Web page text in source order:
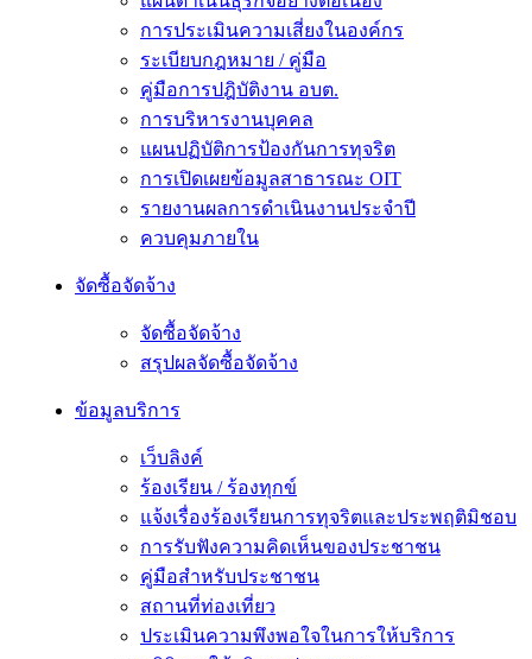
การประเมินความเสี่ยงในองค์กร
ระเบียบกฎหมาย / คู่มือ
คู่มือการปฎิบัติงาน อบต.
การบริหารงานบุคคล
แผนปฏิบัติการป้องกันการทุจริต
การเปิดเผยข้อมูลสาธารณะ OIT
รายงานผลการดำเนินงานประจำปี
ควบคุมภายใน
จัดซื้อจัดจ้าง
จัดซื้อจัดจ้าง
สรุปผลจัดซื้อจัดจ้าง
ข้อมูลบริการ
เว็บลิงค์
ร้องเรียน / ร้องทุกข์
แจ้งเรื่องร้องเรียนการทุจริตและประพฤติมิชอบ
การรับฟังความคิดเห็นของประชาชน
คู่มือสำหรับประชาชน
สถานที่ท่องเที่ยว
ประเมินความพึงพอใจในการให้บริการ